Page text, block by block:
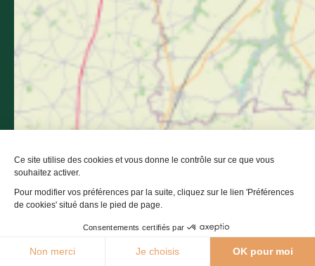
29°C Agenda Webcams Brochures
Suivez nous Suivez-nous sur
Suivez-nous sur
Suivez-nous
Suivez-Suivez-
Espace Pro
Espace Presse
Médiathèque
Partenaires institutionnels - Mentions légales -
Politique de confidentialité
Accessibilité : non conforme - Éditer mes cookies
IRIS Interactive
Ce site est protégé par reCAPTCHA. Les
règles de confidentialitéet
Ce site utilise des cookies et vous donne le contrôle sur ce que vous
souhaitez activer.
Pour modifier vos préférences par la suite, cliquez sur le lien 'Préférences
de cookies' situé dans le pied de page.
Consentements certifiés par
Non merci Je choisis OK pour moi